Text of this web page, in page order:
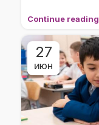
Continue reading
27
ИЮН